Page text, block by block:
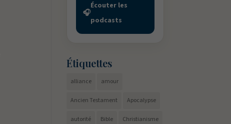
🎧
Écouter les
podcasts
Étiquettes
alliance amour
Ancien Testament Apocalypse
autorité Bible Christianisme